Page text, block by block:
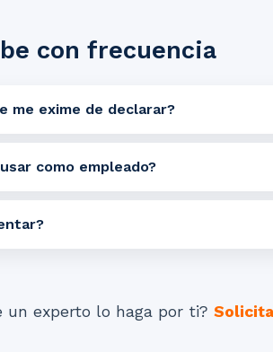
con frecuencia
me exime de declarar?
como empleado?
un experto lo haga por ti?